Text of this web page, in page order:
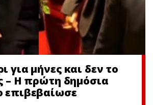
για μήνες και δεν το
– Η πρώτη δημόσια
επιβεβαίωσε